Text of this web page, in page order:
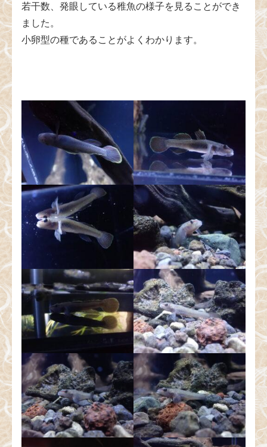
若干数、発眼している稚魚の様子を見ることができ
ました。
小卵型の種であることがよくわかります。